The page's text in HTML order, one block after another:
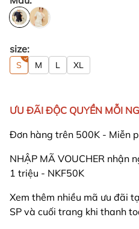
size:
S M L XL
ƯU ĐÃI ĐỘC QUYỀN MỖI
Đơn hàng trên 500K - Miễn
NHẬP MÃ VOUCHER nhận
1 triệu - NKF50K
Xem thêm nhiều mã ưu đãi
SP và cuối trang khi thanh